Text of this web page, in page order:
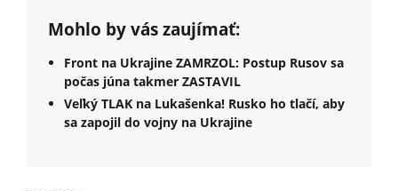
Mohlo by vás zaujímať:
Front na Ukrajine ZAMRZOL: Postup Rusov sa
počas júna takmer ZASTAVIL
Veľký TLAK na Lukašenka! Rusko ho tlačí, aby
sa zapojil do vojny na Ukrajine